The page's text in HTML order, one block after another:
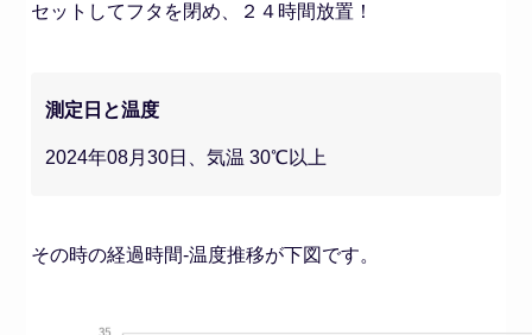
セットしてフタを閉め、２４時間放置！
測定日と温度
2024年08月30日、気温 30℃以上
その時の経過時間-温度推移が下図です。